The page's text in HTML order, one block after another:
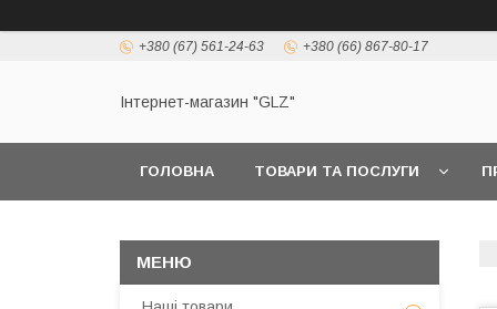
+380 (67) 561-24-63 +380 (66) 867-80-17
Інтернет-магазин "GLZ"
ГОЛОВНА ТОВАРИ ТА ПОСЛУГИ